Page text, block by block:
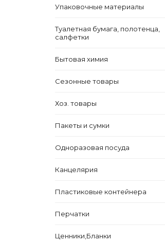
Упаковочные материалы
Туалетная бумага, полотенца,
салфетки
Бытовая химия
Сезонные товары
Хоз. товары
Пакеты и сумки
Одноразовая посуда
Канцелярия
Пластиковые контейнера
Перчатки
Ценники,Бланки